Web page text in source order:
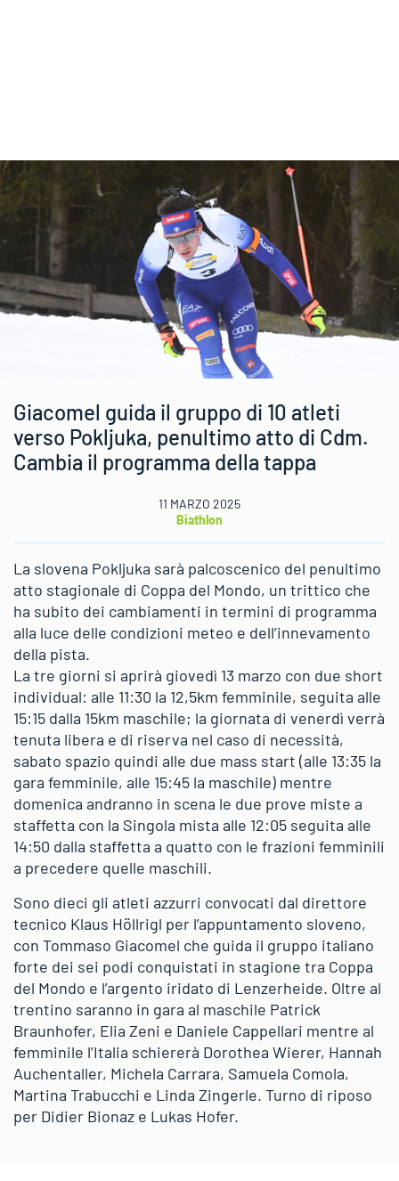
Giacomel guida il gruppo di 10 atleti
verso Pokljuka, penultimo atto di Cdm.
Cambia il programma della tappa
11 MARZO 2025
Biathlon
La slovena Pokljuka sarà palcoscenico del penultimo
atto stagionale di Coppa del Mondo, un trittico che
ha subito dei cambiamenti in termini di programma
alla luce delle condizioni meteo e dell’innevamento
della pista.
La tre giorni si aprirà giovedì 13 marzo con due short
individual: alle 11:30 la 12,5km femminile, seguita alle
15:15 dalla 15km maschile; la giornata di venerdì verrà
tenuta libera e di riserva nel caso di necessità,
sabato spazio quindi alle due mass start (alle 13:35 la
gara femminile, alle 15:45 la maschile) mentre
domenica andranno in scena le due prove miste a
staffetta con la Singola mista alle 12:05 seguita alle
14:50 dalla staffetta a quatto con le frazioni femminili
a precedere quelle maschili.
Sono dieci gli atleti azzurri convocati dal direttore
tecnico Klaus Höllrigl per l’appuntamento sloveno,
con Tommaso Giacomel che guida il gruppo italiano
forte dei sei podi conquistati in stagione tra Coppa
del Mondo e l’argento iridato di Lenzerheide. Oltre al
trentino saranno in gara al maschile Patrick
Braunhofer, Elia Zeni e Daniele Cappellari mentre al
femminile l’Italia schiererà Dorothea Wierer, Hannah
Auchentaller, Michela Carrara, Samuela Comola,
Martina Trabucchi e Linda Zingerle. Turno di riposo
per Didier Bionaz e Lukas Hofer.